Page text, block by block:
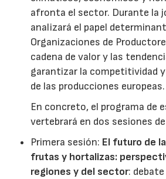
afronta el sector. Durante la
analizará el papel
Organizaciones de
cadena de valor y las
garantizar la competitividad
de las producciones europeas.
En concreto, el programa de
vertebrará en dos sesiones
Primera sesión: El futuro de
frutas y hortalizas:
regiones y del sector: